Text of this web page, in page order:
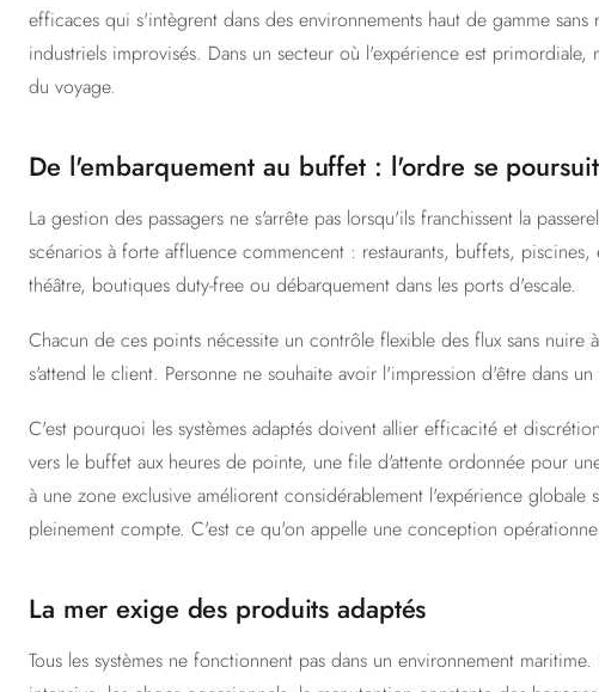
efficaces qui s'intègrent dans des environnements haut de gamme sans
industriels improvisés. Dans un secteur où l'expérience est primordiale,
du voyage.
De l'embarquement au buffet : l'ordre se
La gestion des passagers ne s'arrête pas lorsqu'ils franchissent la
scénarios à forte affluence commencent : restaurants, buffets,
théâtre, boutiques duty-free ou débarquement dans les ports d'escale.
Chacun de ces points nécessite un contrôle flexible des flux sans nuire
s'attend le client. Personne ne souhaite avoir l'impression d'être dans un
C'est pourquoi les systèmes adaptés doivent allier efficacité et
vers le buffet aux heures de pointe, une file d'attente ordonnée pour
à une zone exclusive améliorent considérablement l'expérience globale
pleinement compte. C'est ce qu'on appelle une conception
La mer exige des produits adaptés
Tous les systèmes ne fonctionnent pas dans un environnement